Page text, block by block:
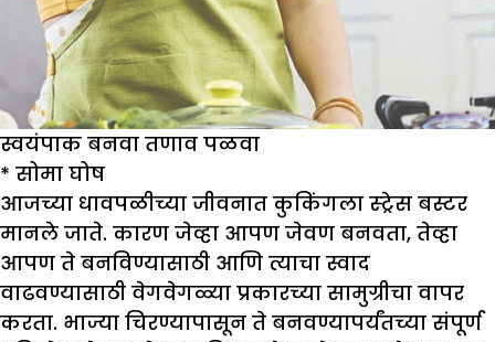
स्वयंपाक बनवा तणाव पळवा
* सोमा घोष
आजच्या धावपळीच्या जीवनात कुकिंगला स्ट्रेस बस्टर
मानले जाते. कारण जेव्हा आपण जेवण बनवता, तेव्हा
आपण ते बनविण्यासाठी आणि त्याचा स्वाद
वाढवण्यासाठी वेगवेगळ्या प्रकारच्या सामुग्रीचा वापर
करता. भाज्या चिरण्यापासून ते बनवण्यापर्यंतच्या संपूर्ण